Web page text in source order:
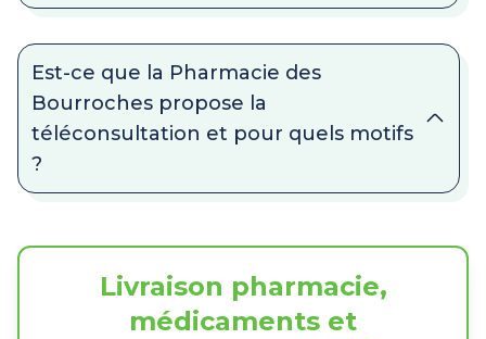
Est-ce que la Pharmacie des
Bourroches propose la
téléconsultation et pour quels motifs
?
Livraison pharmacie,
médicaments et